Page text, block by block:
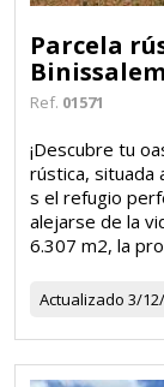
Parcela
Binissalem
Ref. 01571
¡Descubre tu
rústica, situada
s el refugio
alejarse de la
6.307 m2, la
Actualizado 3/